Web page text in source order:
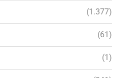
(1.377)
(61)
(1)